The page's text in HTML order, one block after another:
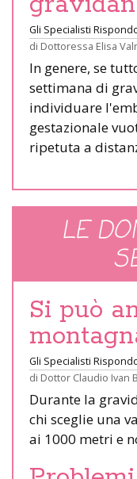
Gli Specialisti
di Dottoressa Elisa
In genere, se
settimana di
individuare
gestazionale
ripetuta a
LE
Si può
Gli Specialisti
di Dottor Claudio Ivan
Durante la
chi sceglie una
ai 1000 metri e